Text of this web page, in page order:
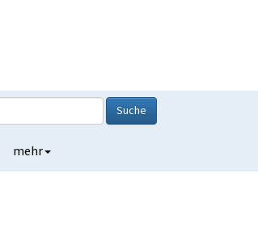
Suche
mehr